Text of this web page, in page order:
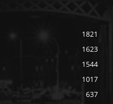
1821
1623
1544
1017
637